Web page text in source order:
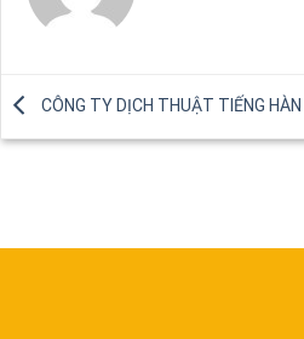
CÔNG TY DỊCH THUẬT TIẾNG HÀN